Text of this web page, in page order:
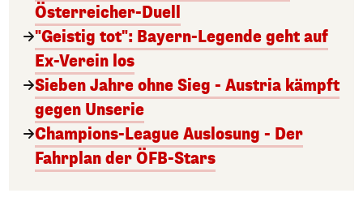
Österreicher-Duell
"Geistig tot": Bayern-Legende geht auf
Ex-Verein los
Sieben Jahre ohne Sieg - Austria kämpft
gegen Unserie
Champions-League Auslosung - Der
Fahrplan der ÖFB-Stars